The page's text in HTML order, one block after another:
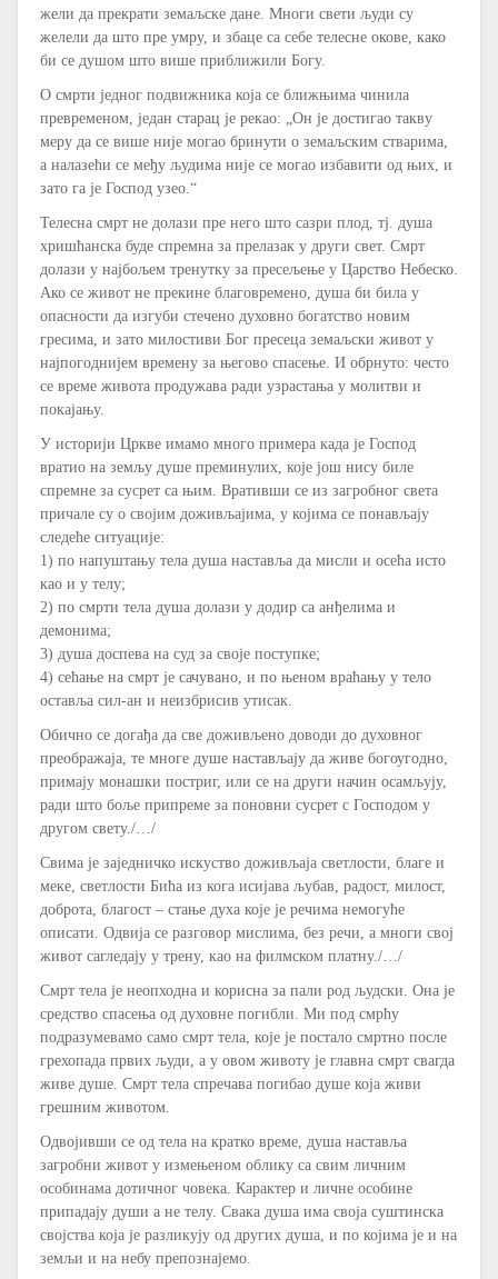
жели да прекрати земаљске дане. Многи свети људи су
желели да што пре умру, и збаце са себе телесне окове, како
би се душом што више приближили Богу.
О смрти једног подвижника која се ближњима чинила
превременом, један старац је рекао: „Он је достигао такву
меру да се више није могао бринути о земаљским стварима,
а налазећи се међу људима није се могао избавити од њих, и
зато га је Господ узео.“
Телесна смрт не долази пре него што сазри плод, тј. душа
хришћанска буде спремна за прелазак у други свет. Смрт
долази у најбољем тренутку за пресељење у Царство Небеско.
Ако се живот не прекине благовремено, душа би била у
опасности да изгуби стечено духовно богатство новим
гресима, и зато милостиви Бог пресеца земаљски живот у
најпогоднијем времену за његово спасење. И обрнуто: често
се време живота продужава ради узрастања у молитви и
покајању.
У историји Цркве имамо много примера када је Господ
вратио на земљу душе преминулих, које још нису биле
спремне за сусрет са њим. Вративши се из загробног света
причале су о својим доживљајима, у којима се понављају
следеће ситуације:
1) по напуштању тела душа наставља да мисли и осећа исто
као и у телу;
2) по смрти тела душа долази у додир са анђелима и
демонима;
3) душа доспева на суд за своје поступке;
4) сећање на смрт је сачувано, и по њеном враћању у тело
оставља сил-ан и неизбрисив утисак.
Обично се догађа да све доживљено доводи до духовног
преображаја, те многе душе настављају да живе богоугодно,
примају монашки постриг, или се на други начин осамљују,
ради што боље припреме за поновни сусрет с Господом у
другом свету./…/
Свима је заједничко искуство доживљаја светлости, благе и
меке, светлости Бића из кога исијава љубав, радост, милост,
доброта, благост – стање духа које је речима немогуће
описати. Одвија се разговор мислима, без речи, а многи свој
живот сагледају у трену, као на филмском платну./…/
Смрт тела је неопходна и корисна за пали род људски. Она је
средство спасења од духовне погибли. Ми под смрћу
подразумевамо само смрт тела, које је постало смртно после
грехопада првих људи, а у овом животу је главна смрт свагда
живе душе. Смрт тела спречава погибао душе која живи
грешним животом.
Одвојивши се од тела на кратко време, душа наставља
загробни живот у измењеном облику са свим личним
особинама дотичног човека. Карактер и личне особине
припадају души а не телу. Свака душа има своја суштинска
својства која је разликују од других душа, и по којима је и на
земљи и на небу препознајемо.